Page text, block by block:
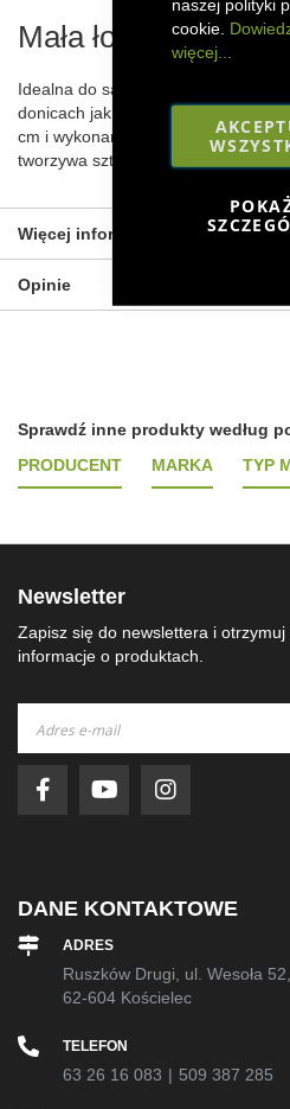
naszej polityki
cookie.
więcej...
Mała łopata
Idealna do sadzenia i przesadzania
donicach jak i bezpośrednio w
cm i wykonana jest z metalu.
tworzywa sztucznego. Możliwość
Więcej informacji
Opinie
Sprawdź inne produkty według
PRODUCENT
MARKA TYP
Newsletter
Zapisz się do newslettera i
informacje o produktach.
nasz
newsletter:
DANE KONTAKTOWE
ADRES
Ruszków Drugi, ul. Wesoła 52,
62-604 Kościelec
TELEFON
63 26 16 083 | 509 387 285